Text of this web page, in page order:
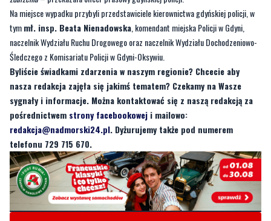
Śledczego z Komisariatu Policji w Gdyni-Oksywiu.
Byliście świadkami zdarzenia w naszym regionie? Chcecie aby
nasza redakcja zajęła się jakimś tematem? Czekamy na Wasze
sygnały i informacje. Można kontaktować się z naszą redakcją za
pośrednictwemstrony facebookoweji mailowo:
redakcja@nadmorski24.pl. Dyżurujemy także pod numerem
telefonu 729 715 670.
Byliście świadkami zdarzenia w naszym regionie? Chcecie
aby nasza redakcja zajęła się jakimś tematem? Czekamy na
Wasze sygnały i informacje. Można kontaktować się z naszą